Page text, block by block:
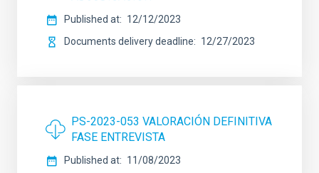
Published at
12/12/2023
Documents delivery deadline
12/27/2023
PS-2023-053 VALORACIÓN DEFINITIVA
FASE ENTREVISTA
Published at 11/08/2023